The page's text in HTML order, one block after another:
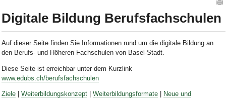
Digitale Bildung Berufsfachschulen
Auf dieser Seite finden Sie Informationen rund um die digitale Bildung an
den Berufs- und Höheren Fachschulen von Basel-Stadt.
Diese Seite ist erreichbar unter dem Kurzlink
www.edubs.ch/berufsfachschulen
Ziele| Weiterbildungskonzept| Weiterbildungsformate|
Neue und